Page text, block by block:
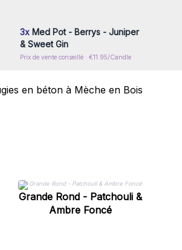
3x Med Pot - Berrys - Juniper
& Sweet Gin
Prix de vente conseillé : €11.95/Candle
Grande Rond - Patchouli &
Ambre Foncé